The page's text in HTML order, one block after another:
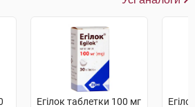
Егілок таблетки 100 мг